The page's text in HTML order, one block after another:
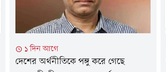
১ দিন আগে
দেশের অর্থনীতিকে পঙ্গু করে গেছে